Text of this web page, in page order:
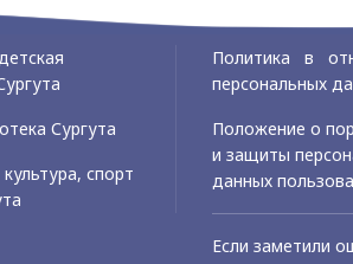
Сургута
спорт
Политика в
персональных
Положение о
и защиты
данных
Если заметили